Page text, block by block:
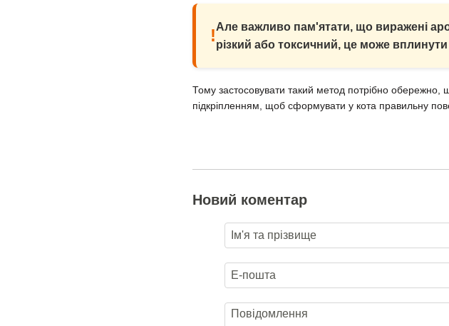
!Але важливо пам'ятати, що виражені
різкий або токсичний, це може
Тому застосовувати такий метод потрібно
підкріпленням, щоб сформувати у кота правильну
Новий коментар